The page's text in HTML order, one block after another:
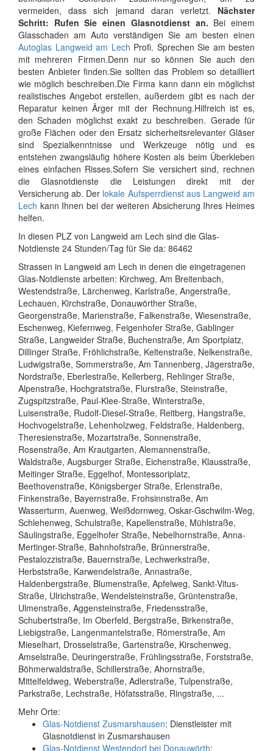
vermeiden, dass sich jemand daran verletzt. Nächster
Schritt: Rufen Sie einen Glasnotdienst an. Bei einem
Glasschaden am Auto verständigen Sie am besten einen
Autoglas Langweid am Lech Profi. Sprechen Sie am besten
mit mehreren Firmen.Denn nur so können Sie auch den
besten Anbieter finden.Sie sollten das Problem so detailliert
wie möglich beschreiben.Die Firma kann dann ein möglichst
realistisches Angebot erstellen, außerdem gibt es nach der
Reparatur keinen Ärger mit der Rechnung.Hilfreich ist es,
den Schaden möglichst exakt zu beschreiben. Gerade für
große Flächen oder den Ersatz sicherheitsrelevanter Gläser
sind Spezialkenntnisse und Werkzeuge nötig und es
entstehen zwangsläufig höhere Kosten als beim Überkleben
eines einfachen Risses.Sofern Sie versichert sind, rechnen
die Glasnotdienste die Leistungen direkt mit der
Versicherung ab. Der lokale Aufsperrdienst aus Langweid am
Lech kann Ihnen bei der weiteren Absicherung Ihres Heimes
helfen.
In diesen PLZ von Langweid am Lech sind die Glas-
Notdienste 24 Stunden/Tag für Sie da: 86462
Strassen in Langweid am Lech in denen die eingetragenen
Glas-Notdienste arbeiten: Kirchweg, Am Breitenbach,
Westendstraße, Lärchenweg, Karlstraße, Angerstraße,
Lechauen, Kirchstraße, Donauwörther Straße,
Georgenstraße, Marienstraße, Falkenstraße, Wiesenstraße,
Eschenweg, Kiefernweg, Feigenhofer Straße, Gablinger
Straße, Langweider Straße, Buchenstraße, Am Sportplatz,
Dillinger Straße, Fröhlichstraße, Keltenstraße, Nelkenstraße,
Ludwigstraße, Sommerstraße, Am Tannenberg, Jägerstraße,
Nordstraße, Eberlestraße, Kellerberg, Rehlinger Straße,
Alpenstraße, Hochgratstraße, Flurstraße, Steinstraße,
Zugspitzstraße, Paul-Klee-Straße, Winterstraße,
Luisenstraße, Rudolf-Diesel-Straße, Reitberg, Hangstraße,
Hochvogelstraße, Lehenholzweg, Feldstraße, Haldenberg,
Theresienstraße, Mozartstraße, Sonnenstraße,
Rosenstraße, Am Krautgarten, Alemannenstraße,
Waldstraße, Augsburger Straße, Eichenstraße, Klausstraße,
Meitinger Straße, Eggelhof, Montessoriplatz,
Beethovenstraße, Königsberger Straße, Erlenstraße,
Finkenstraße, Bayernstraße, Frohsinnstraße, Am
Wasserturm, Auenweg, Weißdornweg, Oskar-Gschwilm-Weg,
Schlehenweg, Schulstraße, Kapellenstraße, Mühlstraße,
Säulingstraße, Eggelhofer Straße, Nebelhornstraße, Anna-
Mertinger-Straße, Bahnhofstraße, Brünnerstraße,
Pestalozzistraße, Bauernstraße, Lechwerkstraße,
Herbststraße, Karwendelstraße, Annastraße,
Haldenbergstraße, Blumenstraße, Apfelweg, Sankt-Vitus-
Straße, Ulrichstraße, Wendelsteinstraße, Grüntenstraße,
Ulmenstraße, Aggensteinstraße, Friedensstraße,
Schubertstraße, Im Oberfeld, Bergstraße, Birkenstraße,
Liebigstraße, Langenmantelstraße, Römerstraße, Am
Mieselhart, Drosselstraße, Gartenstraße, Kirschenweg,
Amselstraße, Deuringerstraße, Frühlingsstraße, Forststraße,
Böhmerwaldstraße, Schillerstraße, Ahornstraße,
Mittelfeldweg, Weberstraße, Adlerstraße, Tulpenstraße,
Parkstraße, Lechstraße, Höfatsstraße, Ringstraße, ...
Mehr Orte:
Glas-Notdienst Zusmarshausen: Dienstleister mit
Glasnotdienst in Zusmarshausen
Glas-Notdienst Westendorf bei Donauwörth: